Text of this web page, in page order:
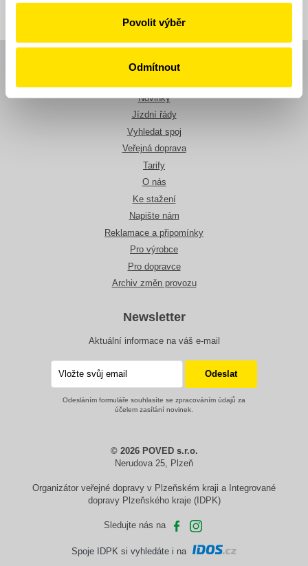
Povolit výběr
Odmítnout
Navigace
Novinky
Jízdní řády
Vyhledat spoj
Veřejná doprava
Tarify
O nás
Ke stažení
Napište nám
Reklamace a připomínky
Pro výrobce
Pro dopravce
Archiv změn provozu
Newsletter
Aktuální informace na váš e-mail
Odesláním formuláře souhlasíte se zpracováním údajů za
účelem zasílání novinek.
© 2026 POVED s.r.o.
Nerudova 25, Plzeň
Organizátor veřejné dopravy v Plzeňském kraji a Integrované
dopravy Plzeňského kraje (IDPK)
Sledujte nás na
Spoje IDPK si vyhledáte i na